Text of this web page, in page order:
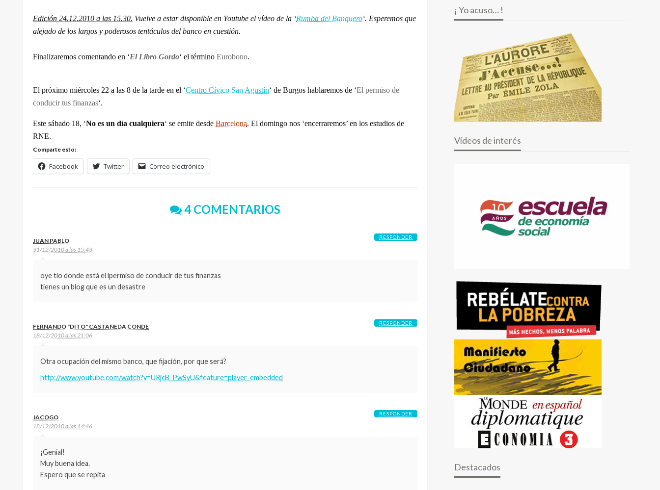
Edición 24.12.2010 a las 15.30. Vuelve a estar disponible en Youtube el vídeo de la ‘Rumba del Banquero‘. Esperemos que
alejado de los largos y poderosos tentáculos del banco en cuestión.
Finalizaremos comentando en ‘El Libro Gordo‘ el término Eurobono.
El próximo miércoles 22 a las 8 de la tarde en el ‘Centro Cívico San Agustín‘ de Burgos hablaremos de ‘El permiso de
conducir tus finanzas‘.
Este sábado 18, ‘No es un día cualquiera‘ se emite desde Barcelona. El domingo nos ‘encerraremos’ en los estudios de
RNE.
Comparte esto:
Facebook Twitter Correo electrónico
4 COMENTARIOS
JUAN PABLO
31/12/2010 a las 15:43
oye tio donde está el lpermiso de conducir de tus finanzas
tienes un blog que es un desastre
RESPONDER
FERNANDO "DITO" CASTAÑEDA CONDE
18/12/2010 a las 21:06
Otra ocupación del mismo banco, que fijación, por que será?
http://www.youtube.com/watch?v=URjcB_PwSyU&feature=player_embedded
RESPONDER
JACOGO
18/12/2010 a las 14:46
¡Genial!
Muy buena idea.
Espero que se repita
RESPONDER
¡ Yo acuso… !
Vídeos de interés
Destacados